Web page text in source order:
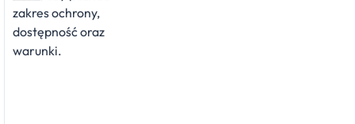
zakres ochrony,
dostępność oraz
warunki.